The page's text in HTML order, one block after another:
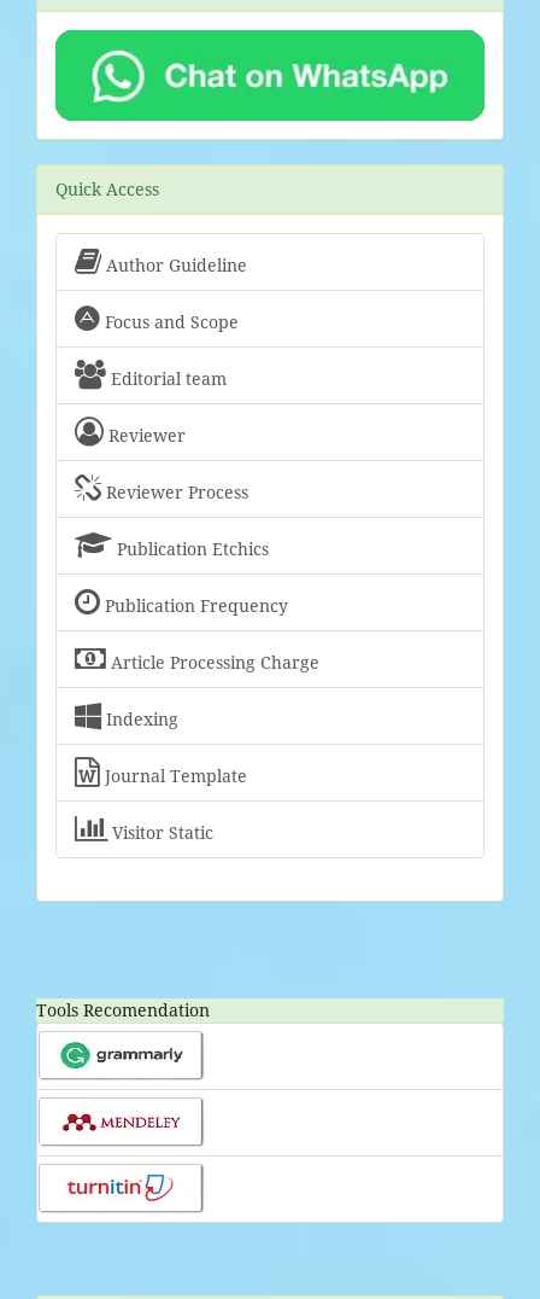
Quick Access
 Author Guideline
 Focus and Scope
 Editorial team
 Reviewer
 Reviewer Process
 Publication Etchics
 Publication Frequency
 Article Processing Charge
 Indexing
 Journal Template
 Visitor Static
Tools Recomendation